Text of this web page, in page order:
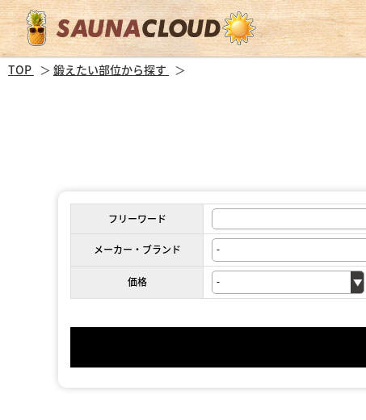
TOP 鍛えたい部位から探す
フリーワード
メーカー・ブランド
価格